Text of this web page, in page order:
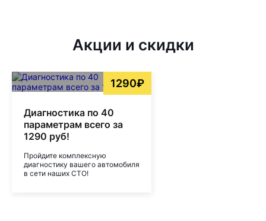
Акции и скидки
1290₽
Диагностика по 40
параметрам всего за
1290 руб!
Пройдите комплексную
диагностику вашего автомобиля
в сети наших СТО!